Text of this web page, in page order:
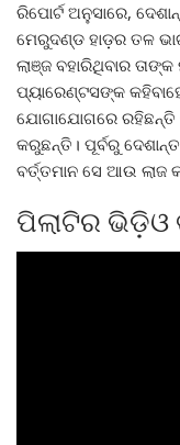
ରିପୋର୍ଟ ଅନୁସାରେ,
ମେରୁଦଣ୍ଡ ହାଡ଼ର ତଳ
ଲାଞ୍ଜ ବହାରିଥିବାର
ପ୍ୟାରେଣ୍ଟସଙ୍କ
ଯୋଗାଯୋଗରେ ରହିଛନ୍ତି
କରୁଛନ୍ତି। ପୂର୍ବରୁ
ବର୍ତ୍ତମାନ ସେ ଆଉ ଲାଜ
ପିଲାଟିର ଭିଡ଼ିଓ